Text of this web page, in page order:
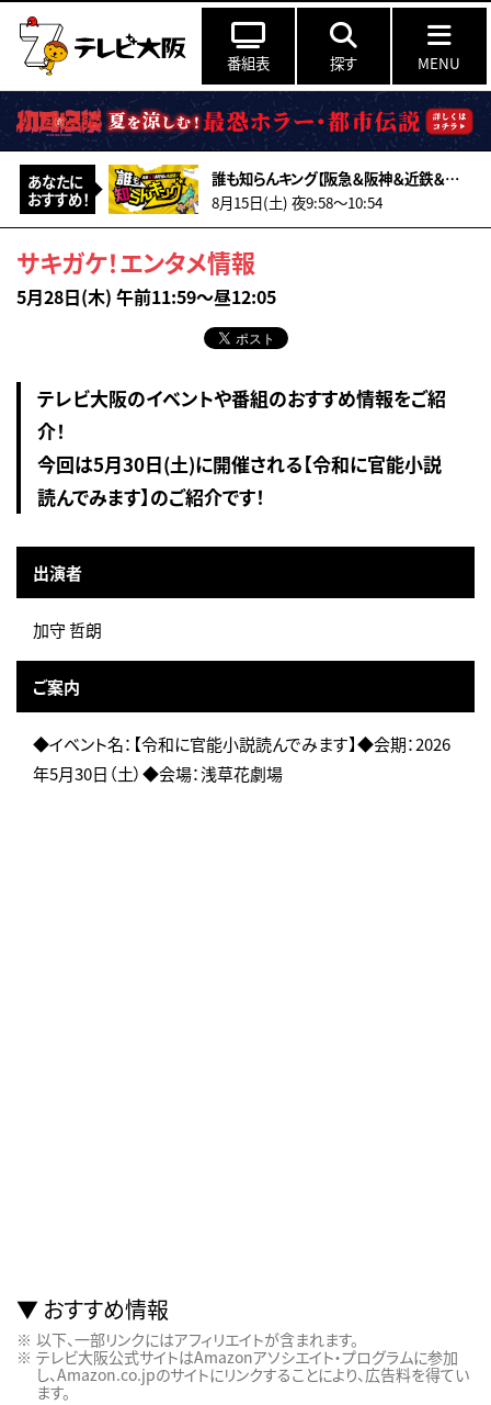
番組表 探す MENU
あなたに
おすすめ！
誰も知らんキング【阪急＆阪神＆近鉄＆南海＆メトロ…鉄道ミステリー2026夏】
8月15日(土) 夜9:58〜10:54
サキガケ！エンタメ情報
5月28日(木) 午前11:59～昼12:05
テレビ大阪のイベントや番組のおすすめ情報をご紹
介！
今回は5月30日(土)に開催される【令和に官能小説
読んでみます】のご紹介です！
出演者
加守 哲朗
ご案内
◆イベント名：【令和に官能小説読んでみます】◆会期：2026
年5月30日（土）◆会場：浅草花劇場
おすすめ情報
以下、一部リンクにはアフィリエイトが含まれます。
テレビ大阪公式サイトはAmazonアソシエイト・プログラムに参加
し、Amazon.co.jpのサイトにリンクすることにより、広告料を得てい
ます。